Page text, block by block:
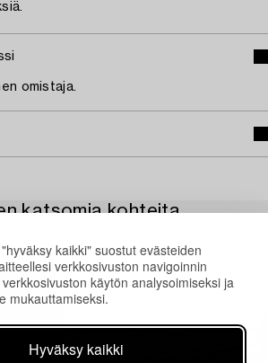
kaikki" suostut evästeiden
verkkosivuston navigoinnin
käytön analysoimiseksi ja
mukauttamiseksi.
Hyväksy kaikki
omistaja.
katsomia kohteita